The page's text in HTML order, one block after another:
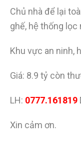
Chủ nhà để lại
ghế, hệ thống
Khu vực an ninh,
Giá: 8.9 tỷ còn
LH: 0777.161819
Xin cảm ơn.